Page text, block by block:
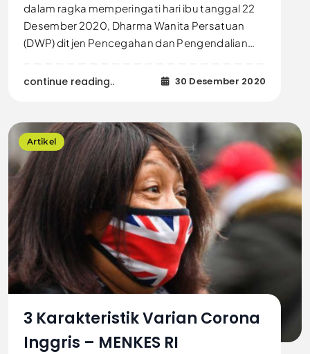
dalam ragka memperingati hari ibu tanggal 22
Desember 2020, Dharma Wanita Persatuan
(DWP) ditjen Pencegahan dan Pengendalian…
continue reading.. 30 Desember 2020
Artikel
3 Karakteristik Varian Corona
Inggris – MENKES RI